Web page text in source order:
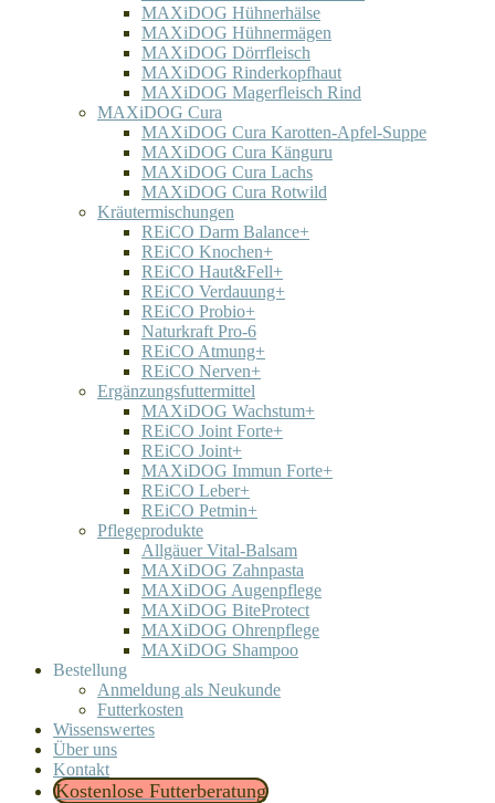
MAXiDOG Hühnerhälse
MAXiDOG Hühnermägen
MAXiDOG Dörrfleisch
MAXiDOG Rinderkopfhaut
MAXiDOG Magerfleisch Rind
MAXiDOG Cura
MAXiDOG Cura Karotten-Apfel-Suppe
MAXiDOG Cura Känguru
MAXiDOG Cura Lachs
MAXiDOG Cura Rotwild
Kräutermischungen
REiCO Darm Balance+
REiCO Knochen+
REiCO Haut&Fell+
REiCO Verdauung+
REiCO Probio+
Naturkraft Pro-6
REiCO Atmung+
REiCO Nerven+
Ergänzungsfuttermittel
MAXiDOG Wachstum+
REiCO Joint Forte+
REiCO Joint+
MAXiDOG Immun Forte+
REiCO Leber+
REiCO Petmin+
Pflegeprodukte
Allgäuer Vital-Balsam
MAXiDOG Zahnpasta
MAXiDOG Augenpflege
MAXiDOG BiteProtect
MAXiDOG Ohrenpflege
MAXiDOG Shampoo
Bestellung
Anmeldung als Neukunde
Futterkosten
Wissenswertes
Über uns
Kontakt
Kostenlose Futterberatung